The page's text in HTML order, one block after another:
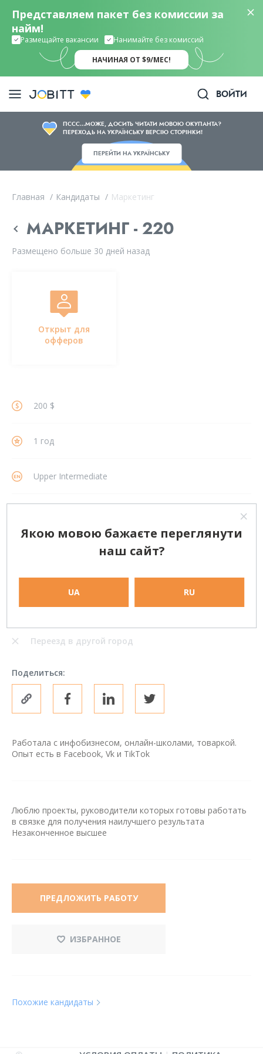
Представляем пакет без комиссии за
найм!
Размещайте вакансии Нанимайте без комиссий
НАЧИНАЯ ОТ $9/МЕС!
ВОЙТИ
ПССС...МОЖЕ, ДОСИТЬ ЧИТАТИ МОВОЮ ОКУПАНТА?
ПЕРЕХОДЬ НА УКРАЇНСЬКУ ВЕРСІЮ СТОРІНКИ!
ПЕРЕЙТИ НА УКРАЇНСЬКУ
Главная / Кандидаты / Маркетинг
МАРКЕТИНГ - 220
Размещено больше 30 дней назад
Открыт для
офферов
200 $
1 год
Upper Intermediate
Работа в офисе на полный рабочий день
Удаленная работа (полный рабочий день)
Переезд в другой город
Поделиться:
Работала с инфобизнесом, онлайн-школами, товаркой.
Опыт есть в Facebook, Vk и TikTok
Люблю проекты, руководители которых готовы работать
в связке для получения наилучшего результата
Незаконченное высшее
ПРЕДЛОЖИТЬ РАБОТУ
ИЗБРАННОЕ
Похожие кандидаты
Якою мовою бажаєте переглянути
наш сайт?
UA RU